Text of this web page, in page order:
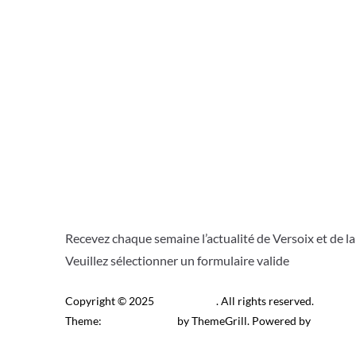
Recevez chaque semaine l’actualité de Versoix et
Veuillez sélectionner un formulaire valide
Copyright © 2025
. All rights reserved.
Theme:
by ThemeGrill. Powered by